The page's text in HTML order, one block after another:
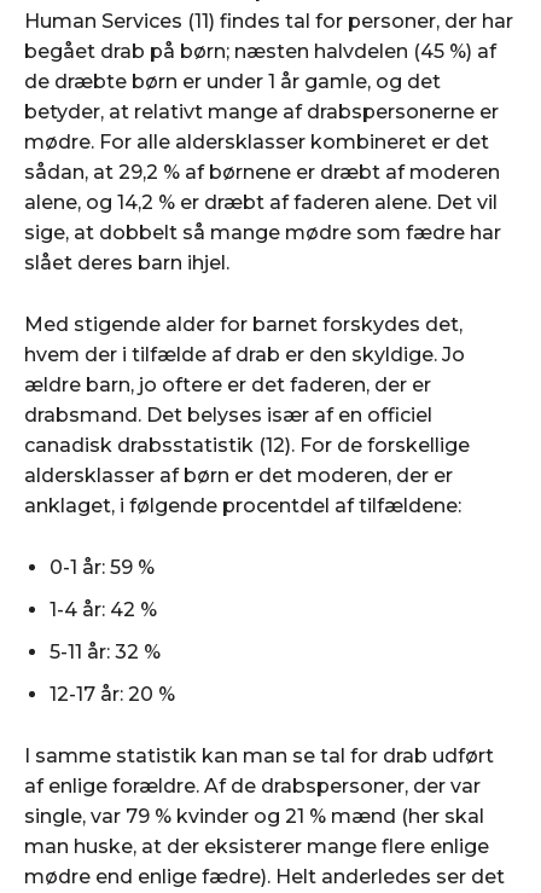
Human Services (11) findes tal for personer, der har
begået drab på børn; næsten halvdelen (45 %) af
de dræbte børn er under 1 år gamle, og det
betyder, at relativt mange af drabspersonerne er
mødre. For alle aldersklasser kombineret er det
sådan, at 29,2 % af børnene er dræbt af moderen
alene, og 14,2 % er dræbt af faderen alene. Det vil
sige, at dobbelt så mange mødre som fædre har
slået deres barn ihjel.
Med stigende alder for barnet forskydes det,
hvem der i tilfælde af drab er den skyldige. Jo
ældre barn, jo oftere er det faderen, der er
drabsmand. Det belyses især af en officiel
canadisk drabsstatistik (12). For de forskellige
aldersklasser af børn er det moderen, der er
anklaget, i følgende procentdel af tilfældene:
0-1 år: 59 %
1-4 år: 42 %
5-11 år: 32 %
12-17 år: 20 %
I samme statistik kan man se tal for drab udført
af enlige forældre. Af de drabspersoner, der var
single, var 79 % kvinder og 21 % mænd (her skal
man huske, at der eksisterer mange flere enlige
mødre end enlige fædre). Helt anderledes ser det